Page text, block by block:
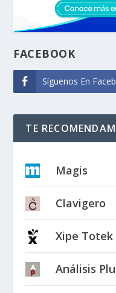
FACEBOOK
Síguenos En
TE
Magis
Clavigero
Xipe Totek
Análisis